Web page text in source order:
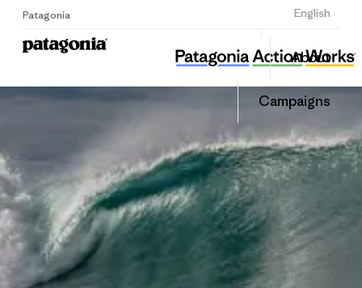
Patagonia English
Sign Up
About
Campaigns
성남환경운동연합
Share
this
Share
on